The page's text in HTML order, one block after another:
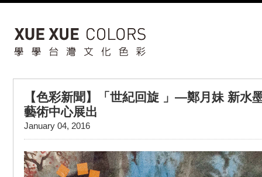
【色彩新聞】「世紀回旋 」—鄭月妹 新水
藝術中心展出
January 04, 2016